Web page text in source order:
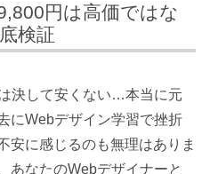
円は高価ではな
検証
決して安くない…本当に元
にWebデザイン学習で挫折
安に感じるのも無理はありま
あなたのWebデザイナーと